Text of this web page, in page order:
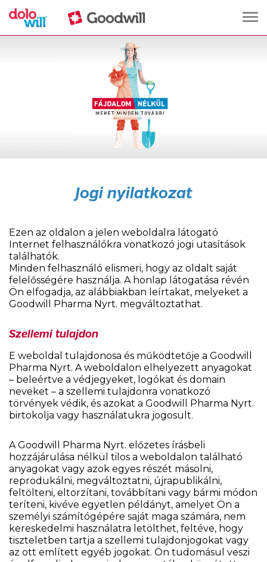
Jogi nyilatkozat
Ezen az oldalon a jelen weboldalra látogató
Internet felhasználókra vonatkozó jogi utasítások
találhatók.
Minden felhasználó elismeri, hogy az oldalt saját
felelősségére használja. A honlap látogatása révén
Ön elfogadja, az alábbiakban leírtakat, melyeket a
Goodwill Pharma Nyrt. megváltoztathat.
Szellemi tulajdon
E weboldal tulajdonosa és működtetője a Goodwill
Pharma Nyrt. A weboldalon elhelyezett anyagokat
– beleértve a védjegyeket, logókat és domain
neveket – a szellemi tulajdonra vonatkozó
törvények védik, és azokat a Goodwill Pharma Nyrt.
birtokolja vagy használatukra jogosult.
A Goodwill Pharma Nyrt. előzetes írásbeli
hozzájárulása nélkül tilos a weboldalon található
anyagokat vagy azok egyes részét másolni,
reprodukálni, megváltoztatni, újrapublikálni,
feltölteni, eltorzítani, továbbítani vagy bármi módon
teríteni, kivéve egyetlen példányt, amelyet Ön a
személyi számítógépére saját maga számára, nem
kereskedelmi használatra letölthet, feltéve, hogy
tiszteletben tartja a szellemi tulajdonjogokat vagy
az ott említett egyéb jogokat. Ön tudomásul veszi